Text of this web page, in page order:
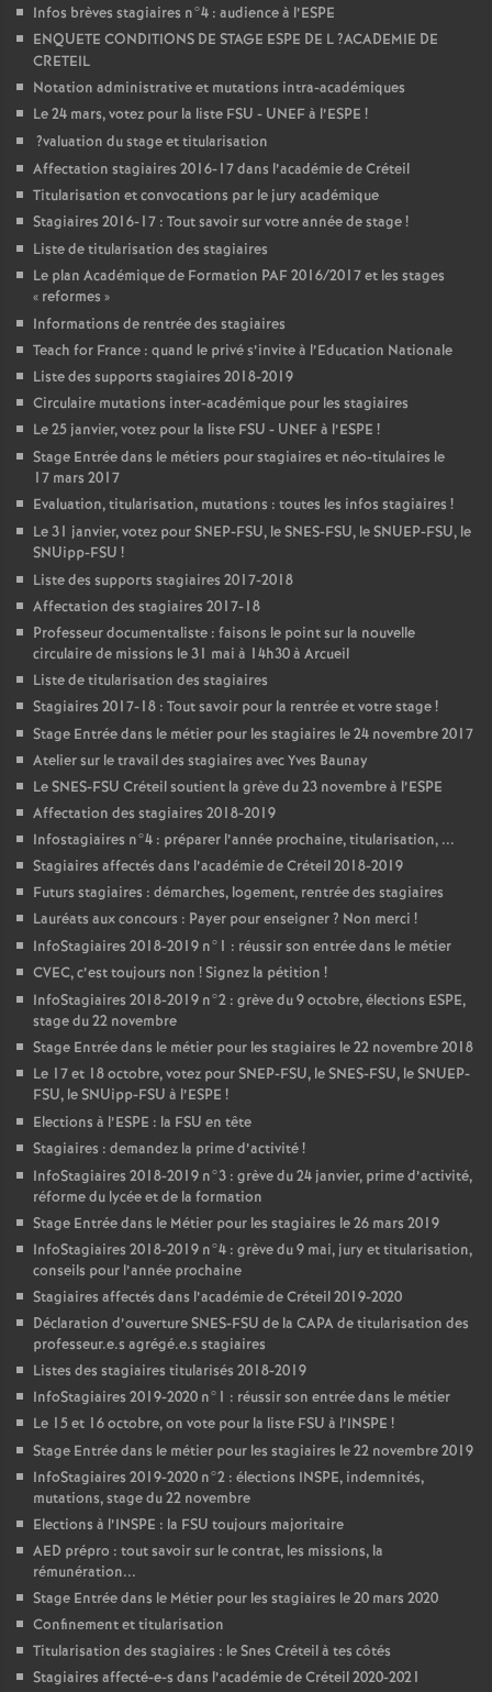
Infos brèves stagiaires n°4 : audience à l’ESPE
ENQUETE CONDITIONS DE STAGE ESPE DE L?ACADEMIE DE
CRETEIL
Notation administrative et mutations intra-académiques
Le 24 mars, votez pour la liste FSU - UNEFà l’ESPE !
?valuation du stage et titularisation
Affectation stagiaires 2016-17 dans l’académie de Créteil
Titularisation et convocations par le jury académique
Stagiaires 2016-17 : Tout savoir sur votre année de stage!
Liste de titularisation des stagiaires
Le plan Académique de Formation PAF2016/2017 et les stages
« reformes »
Informations de rentrée des stagiaires
Teach for France : quand le privé s’invite à l’Education Nationale
Liste des supports stagiaires 2018-2019
Circulaire mutations inter-académique pour les stagiaires
Le 25 janvier, votez pour la liste FSU - UNEFà l’ESPE !
Stage Entrée dans le métiers pour stagiaires et néo-titulaires le
17 mars 2017
Evaluation, titularisation, mutations : toutes les infos stagiaires !
Le 31 janvier, votez pourSNEP-FSU, leSNES-FSU, leSNUEP-FSU, le
SNUipp-FSU !
Liste des supports stagiaires 2017-2018
Affectation des stagiaires 2017-18
Professeur documentaliste : faisons le point sur la nouvelle
circulaire de missions le 31 mai à 14h30 à Arcueil
Liste de titularisation des stagiaires
Stagiaires 2017-18 : Tout savoir pour la rentrée et votre stage!
Stage Entrée dans le métier pour les stagiaires le 24 novembre 2017
Atelier sur le travail des stagiaires avec Yves Baunay
LeSNES-FSU Créteil soutient la grève du 23 novembre à l’ESPE
Affectation des stagiaires 2018-2019
Infostagiaires n°4 : préparer l’année prochaine, titularisation, ...
Stagiaires affectés dans l’académie de Créteil 2018-2019
Futurs stagiaires : démarches, logement, rentrée des stagiaires
Lauréats aux concours : Payer pour enseigner? Non merci !
InfoStagiaires 2018-2019 n°1 : réussir son entrée dans le métier
CVEC, c’est toujours non ! Signez la pétition !
InfoStagiaires 2018-2019 n°2 : grève du 9 octobre, élections ESPE,
stage du 22 novembre
Stage Entrée dans le métier pour les stagiaires le 22 novembre 2018
Le 17 et 18 octobre, votez pourSNEP-FSU, leSNES-FSU, leSNUEP-
FSU, le SNUipp-FSU à l’ESPE !
Elections à l’ESPE : la FSU en tête
Stagiaires : demandez la prime d’activité!
InfoStagiaires 2018-2019 n°3 : grève du 24 janvier, prime d’activité,
réforme du lycée et de la formation
Stage Entrée dans le Métier pour les stagiaires le 26 mars 2019
InfoStagiaires 2018-2019 n°4 : grève du 9 mai, jury et titularisation,
conseils pour l’année prochaine
Stagiaires affectés dans l’académie de Créteil 2019-2020
Déclaration d’ouvertureSNES-FSU de la CAPAde titularisation des
professeur.e.s agrégé.e.s stagiaires
Listes des stagiaires titularisés 2018-2019
InfoStagiaires 2019-2020 n°1 : réussir son entrée dans le métier
Le 15 et 16 octobre, on vote pour la liste FSU à l’INSPE !
Stage Entrée dans le métier pour les stagiaires le 22 novembre 2019
InfoStagiaires 2019-2020 n°2 : élections INSPE, indemnités,
mutations, stage du 22 novembre
Elections à l’INSPE : la FSU toujours majoritaire
AED prépro : tout savoir sur le contrat, les missions, la
rémunération...
Stage Entrée dans le Métier pour les stagiaires le 20 mars 2020
Confinement et titularisation
Titularisation des stagiaires : le Snes Créteil à tes côtés
Stagiaires affecté-e-s dans l’académie de Créteil 2020-2021